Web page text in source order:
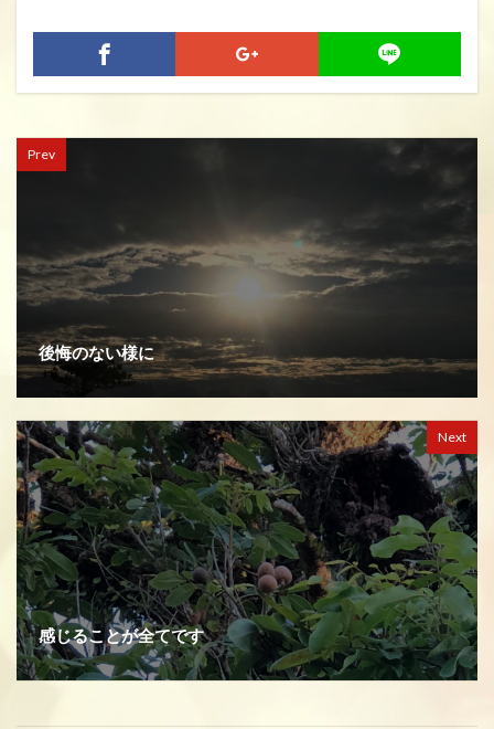
Prev
後悔のない様に
Next
感じることが全てです